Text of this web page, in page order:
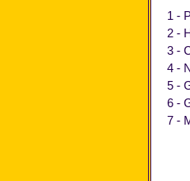
1 -
2 -
3 -
4 -
5 -
6 -
7 -